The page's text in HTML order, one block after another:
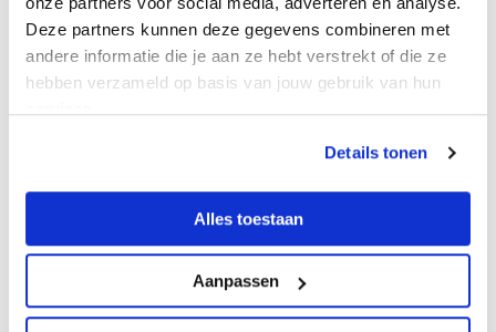
Deze partners kunnen deze gegevens combineren met
andere informatie die je aan ze hebt verstrekt of die ze
hebben verzameld op basis van jouw gebruik van hun
Details tonen
Alles toestaan
Aanpassen
Het hele jaar (m.u.v. de zomervakantie) is de ijshal geopend
voor volwassen (18+) schaatsliefhebbers die graag het hele
jaar door schaatsen en daarmee hun techniek en conditie op
peil houden….